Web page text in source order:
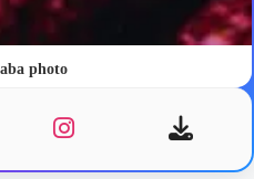
photo